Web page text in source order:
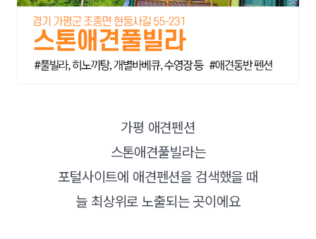
가평 애견펜션
스톤애견풀빌라는
포털사이트에 애견펜션을 검색했을 때
늘 최상위로 노출되는 곳이에요